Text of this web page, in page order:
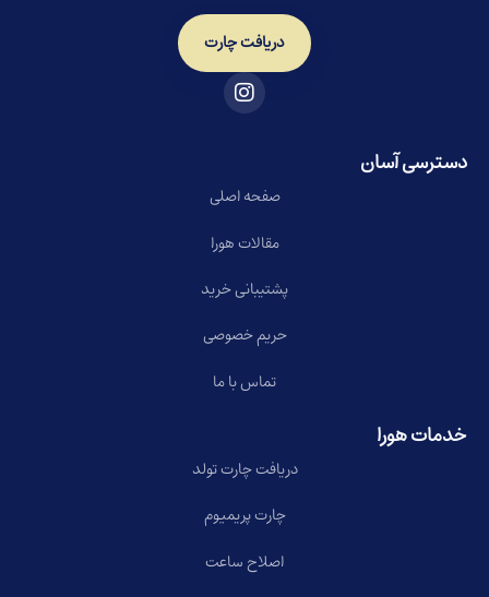
دریافت چارت
دسترسی آسان
صفحه اصلی
مقالات هورا
پشتیبانی خرید
حریم خصوصی
تماس با ما
خدمات هورا
دریافت چارت تولد
چارت پریمیوم
اصلاح ساعت